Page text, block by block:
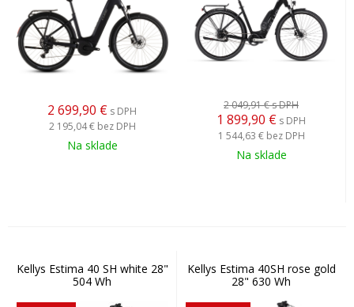
2 699,90 € s DPH
2 195,04 € bez DPH
Na sklade
2 049,91 €s DPH
1 899,90 € s DPH
1 544,63 € bez DPH
Na sklade
Kellys Estima 40 SH white 28"
504 Wh
Kellys Estima 40SH rose gold
28" 630 Wh